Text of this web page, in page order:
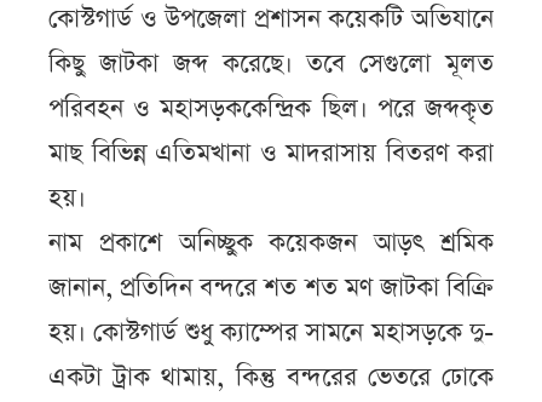
কোস্টগার্ড ও উপজেলা প্রশাসন কয়েকটি অভিযানে
কিছু জাটকা জব্দ করেছে। তবে সেগুলো মূলত
পরিবহন ও মহাসড়ককেন্দ্রিক ছিল। পরে জব্দকৃত
মাছ বিভিন্ন এতিমখানা ও মাদরাসায় বিতরণ করা
হয়।
নাম প্রকাশে অনিচ্ছুক কয়েকজন আড়ৎ শ্রমিক
জানান, প্রতিদিন বন্দরে শত শত মণ জাটকা বিক্রি
হয়। কোস্টগার্ড শুধু ক্যাম্পের সামনে মহাসড়কে দু-
একটা ট্রাক থামায়, কিন্তু বন্দরের ভেতরে ঢোকে